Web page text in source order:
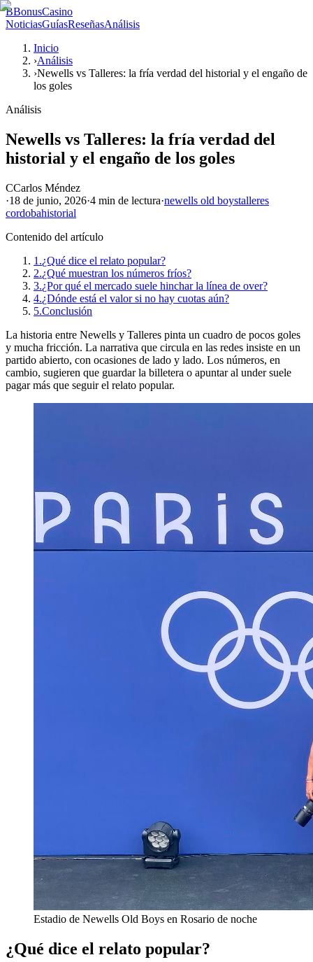
BBonusCasino
NoticiasGuíasReseñasAnálisis
Inicio
›Análisis
›Newells vs Talleres: la fría verdad del historial y el engaño de
los goles
Análisis
Newells vs Talleres: la fría verdad del
historial y el engaño de los goles
CCarlos Méndez
·18 de junio, 2026·4 min de lectura·newells old boystalleres
cordobahistorial
Contenido del artículo
1.¿Qué dice el relato popular?
2.¿Qué muestran los números fríos?
3.¿Por qué el mercado suele hinchar la línea de over?
4.¿Dónde está el valor si no hay cuotas aún?
5.Conclusión
La historia entre Newells y Talleres pinta un cuadro de pocos goles
y mucha fricción. La narrativa que circula en las redes insiste en un
partido abierto, con ocasiones de lado y lado. Los números, en
cambio, sugieren que guardar la billetera o apuntar al under suele
pagar más que seguir el relato popular.
Estadio de Newells Old Boys en Rosario de noche
¿Qué dice el relato popular?